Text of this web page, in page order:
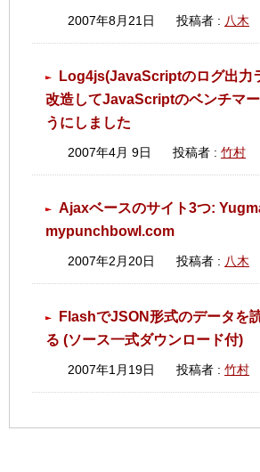
2007年8月21日 投稿者 : 八木
Log4js(JavaScriptのログ出力
改造してJavaScriptのベンチマ
うにしました
2007年4月 9日 投稿者 : 竹村
Ajaxベースのサイト3つ:
mypunchbowl.com
2007年2月20日 投稿者 : 八木
FlashでJSON形式のデータを
る (ソース一式ダウンロード付)
2007年1月19日 投稿者 : 竹村